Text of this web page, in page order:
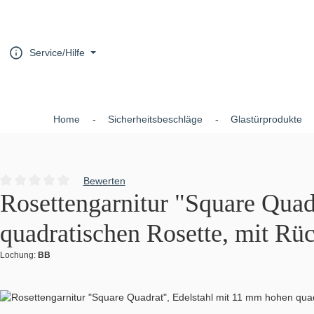
Service/Hilfe
Home Sicherheitsbeschläge Glastürprodukte
Durchschnittliche Bewertung von 0 von 5 Sternen
Bewerten
Rosettengarnitur "Square
quadratischen Rosette, mit
Lochung: BB
Bildergalerie überspringen